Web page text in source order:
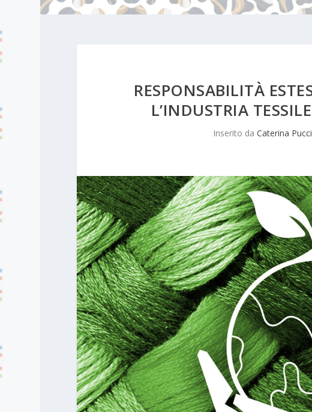
RESPONSABILITÀ
L’INDUSTRIA
Inserito daCaterina Pucci